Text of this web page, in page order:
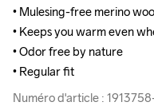
• Mulesing-free merino
• Keeps you warm even
• Odor free by nature
• Regular fit
Numéro d'article :
• Mulesing-free merino
• Keeps you warm even
• Odor free by nature
• Regular fit
Numéro d'article :